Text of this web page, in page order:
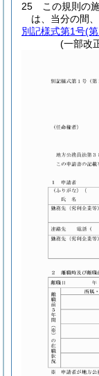
25
この規則の
は、当分の間
別記様式第1号(
(一部改